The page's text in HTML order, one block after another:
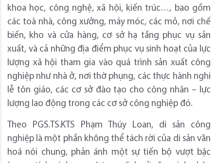
khoa học, công nghệ, xã hội, kiến trúc…, bao gồm
các toà nhà, công xưởng, máy móc, các mỏ, nơi chế
biến, kho và cửa hàng, cơ sở hạ tầng phục vụ sản
xuất, và cả những địa điểm phục vụ sinh hoạt của lực
lượng xã hội tham gia vào quá trình sản xuất công
nghiệp như nhà ở, nơi thờ phụng, các thực hành nghi
lễ tôn giáo, các cơ sở đào tạo cho công nhân – lực
lượng lao động trong các cơ sở công nghiệp đó.
Theo PGS.TS.KTS Phạm Thúy Loan, di sản công
nghiệp là một phần không thể tách rời của di sản văn
hoá nói chung, phản ánh một sự tiến bộ vượt bậc